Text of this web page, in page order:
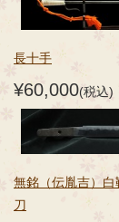
長十手
¥60,000(税込)
無銘（伝胤吉）
刀